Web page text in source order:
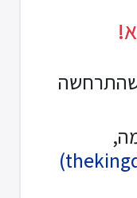
שהתרחשה
(thekingdomsiteil@gmail.com)